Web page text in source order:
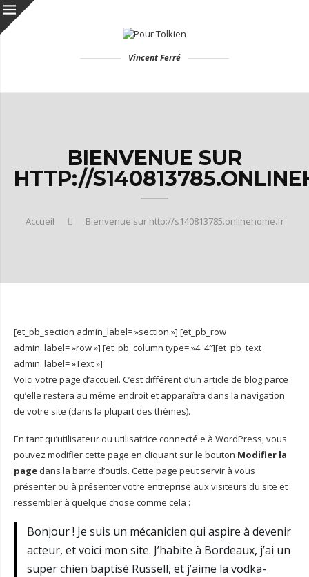
Vincent Ferré
BIENVENUE SUR
HTTP://
Accueil Bienvenue sur http://s140813785.onlinehome.fr
[et_pb_section admin_label= »section »] [et_pb_row
admin_label= »row »] [et_pb_column type= »4_4″][et_pb_text
admin_label= »Text »]
Voici votre page d’accueil. C’est différent d’un article de blog parce
qu’elle restera au même endroit et apparaîtra dans la navigation
de votre site (dans la plupart des thèmes).
En tant qu’utilisateur ou utilisatrice connecté·e à WordPress, vous
pouvez modifier cette page en cliquant sur le bouton Modifier la
page dans la barre d’outils. Cette page peut servir à vous
présenter ou à présenter votre entreprise aux visiteurs du site et
ressembler à quelque chose comme cela :
Bonjour ! Je suis un mécanicien qui aspire à devenir
acteur, et voici mon site. J’habite à Bordeaux, j’ai un
super chien baptisé Russell, et j’aime la vodka-